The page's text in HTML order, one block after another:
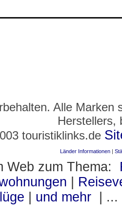
Alle Marken
Herstellers,
touristiklinks.de
Länder Informationen |
Web zum Thema:
und mehr | ...